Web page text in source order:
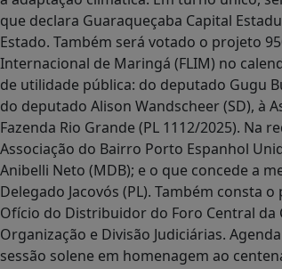
que declara Guaraqueçaba Capital
Estado. Também será votado o projeto
Internacional de Maringá (FLIM) no
de utilidade pública: do deputado Gugu
do deputado Alison Wandscheer (SD), à
Fazenda Rio Grande (PL 1112/2025).
Associação do Bairro Porto Espanhol
Anibelli Neto (MDB); e o que concede a
Delegado Jacovós (PL). Também consta
Ofício do Distribuidor do Foro Central
Organização e Divisão Judiciárias.
sessão solene em homenagem ao